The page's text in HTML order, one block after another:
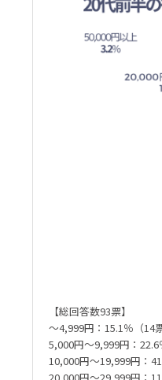
【総回答数93票】
～4,999円：15.1％（14票
5,000円～9,999円：22.6
10,000円～19,999円：
20,000円～29,999円：